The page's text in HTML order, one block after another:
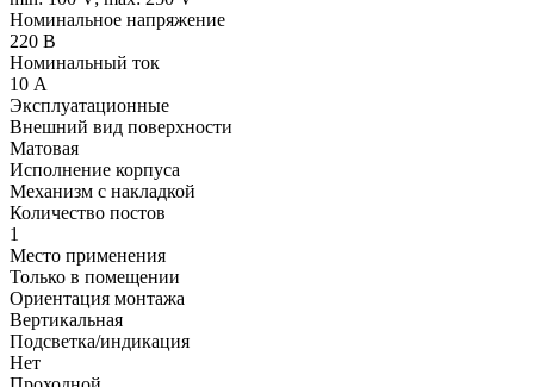
Номинальное напряжение
220 В
Номинальный ток
10 А
Эксплуатационные
Внешний вид поверхности
Матовая
Исполнение корпуса
Механизм с накладкой
Количество постов
1
Место применения
Только в помещении
Ориентация монтажа
Вертикальная
Подсветка/индикация
Нет